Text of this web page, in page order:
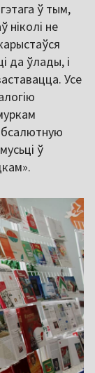
ў тым,
ніколі не
да ўлады, і
Усе
ў